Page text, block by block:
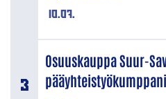
10.07.
Osuuskauppa Suur-